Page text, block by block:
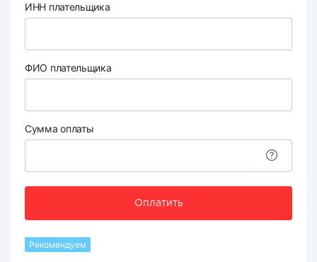
ИНН плательщика
ФИО плательщика
Сумма оплаты
Оплатить
Рекомендуем